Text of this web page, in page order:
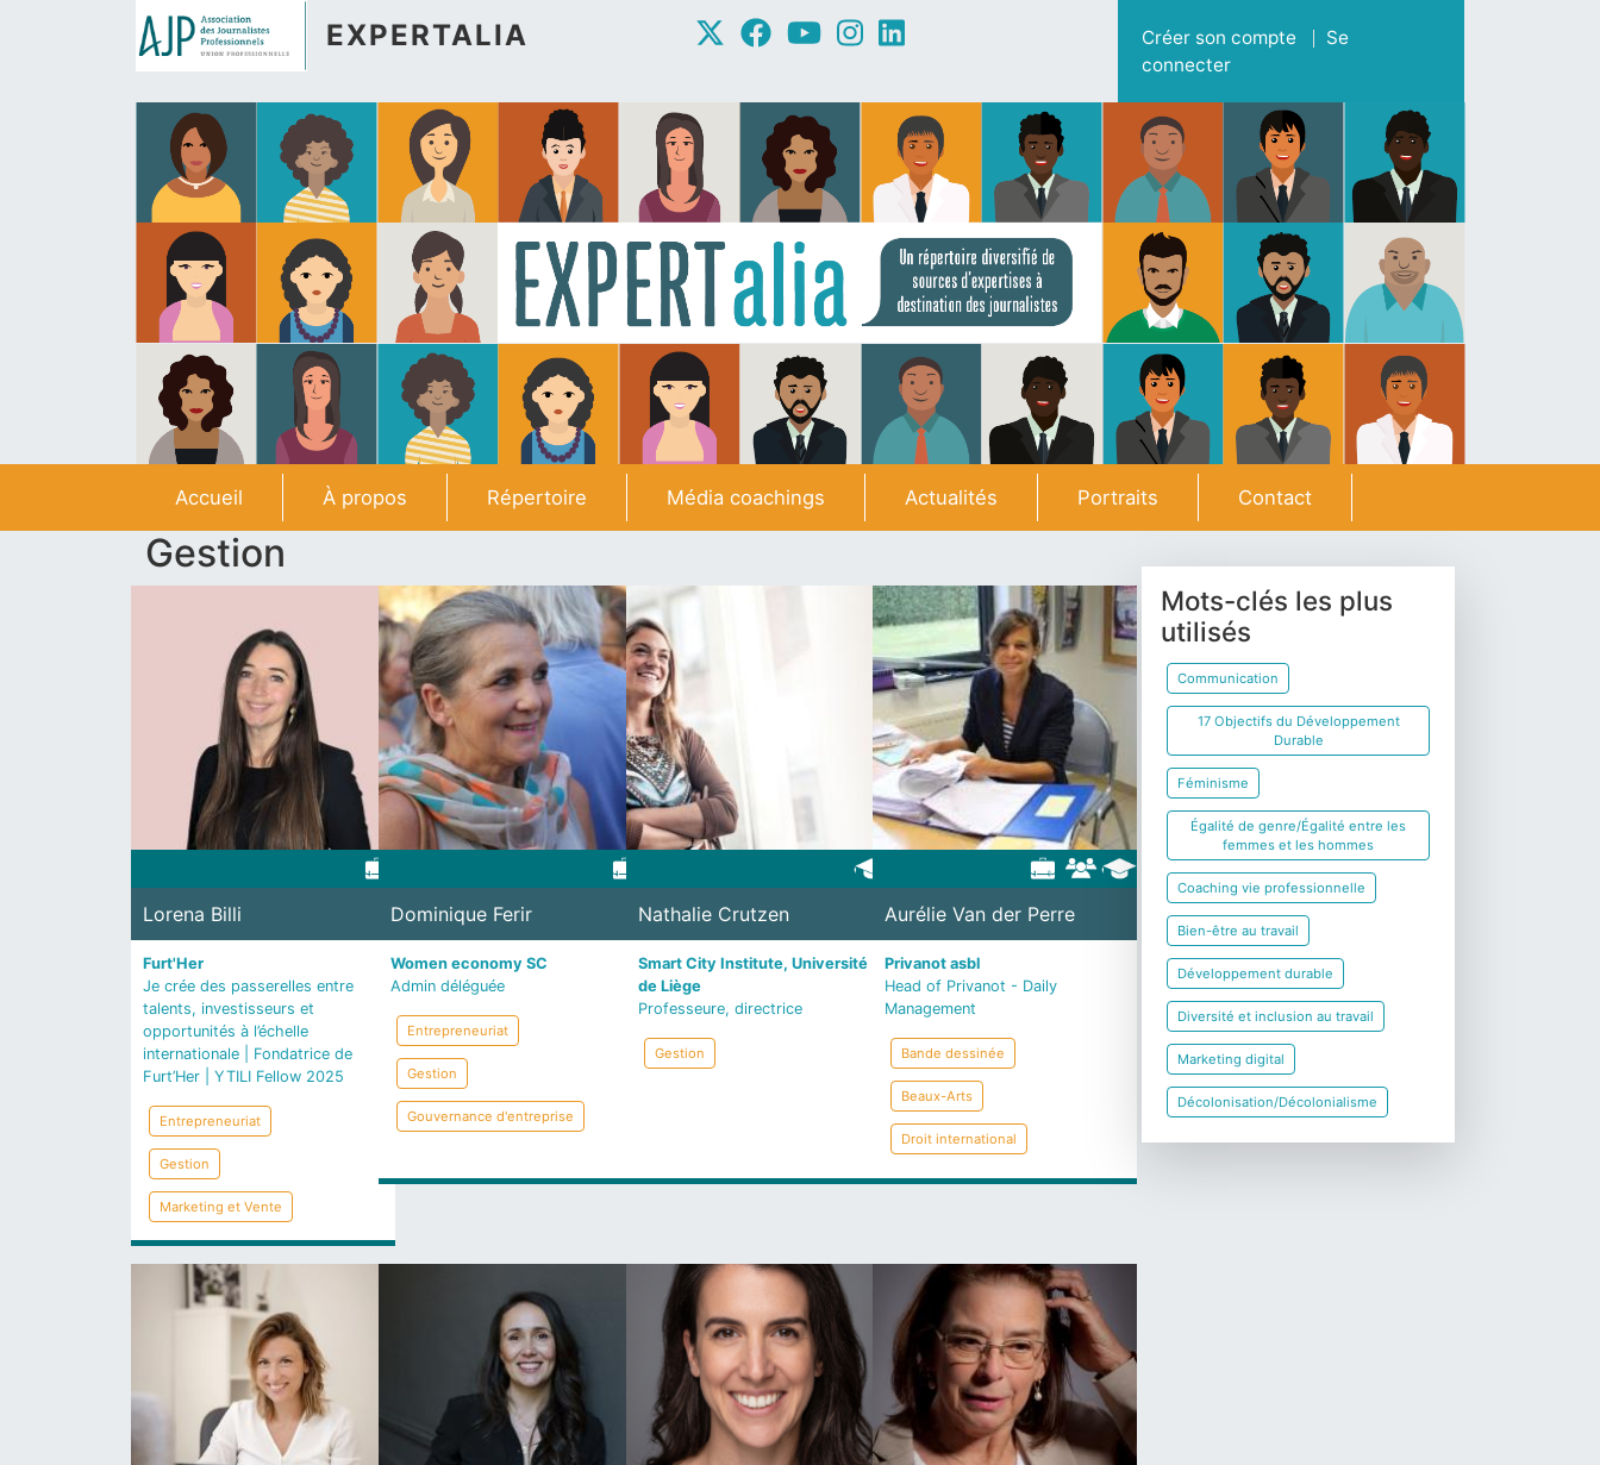
EXPERTALIA Menu du compte de l'utilisateur
Créer son compte
Se
connecter
Navigation principale
Accueil À propos Répertoire Média coachings Actualités Portraits Contact
Gestion
Lorena Billi
Furt'Her
Je crée des passerelles entre
talents, investisseurs et
opportunités à l’échelle
internationale | Fondatrice de
Furt’Her | YTILI Fellow 2025
Entrepreneuriat
Gestion
Marketing et Vente
Dominique Ferir
Women economy SC
Admin déléguée
Entrepreneuriat
Gestion
Gouvernance d'entreprise
Nathalie Crutzen
Smart City Institute, Université
de Liège
Professeure, directrice
Gestion
Aurélie Van der Perre
Privanot asbl
Head of Privanot - Daily
Management
Bande dessinée
Beaux-Arts
Droit international
Mots-clés les plus
utilisés
Communication
17 Objectifs du Développement
Durable
Féminisme
Égalité de genre/Égalité entre les
femmes et les hommes
Coaching vie professionnelle
Bien-être au travail
Développement durable
Diversité et inclusion au travail
Marketing digital
Décolonisation/Décolonialisme